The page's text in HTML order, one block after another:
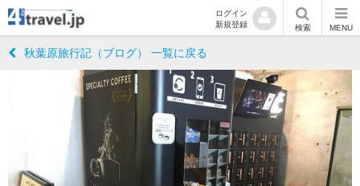
ログイン
新規登録
検索 MENU
秋葉原旅行記（ブログ） 一覧に戻る